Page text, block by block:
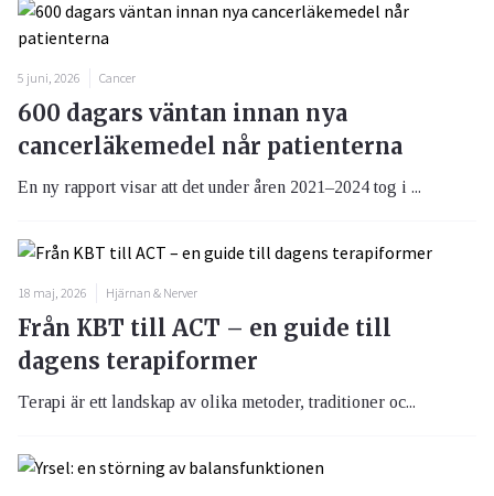
5 juni, 2026 Cancer
600 dagars väntan innan nya
cancerläkemedel når patienterna
En ny rapport visar att det under åren 2021–2024 tog i ...
18 maj, 2026 Hjärnan & Nerver
Från KBT till ACT – en guide till
dagens terapiformer
Terapi är ett landskap av olika metoder, traditioner oc...